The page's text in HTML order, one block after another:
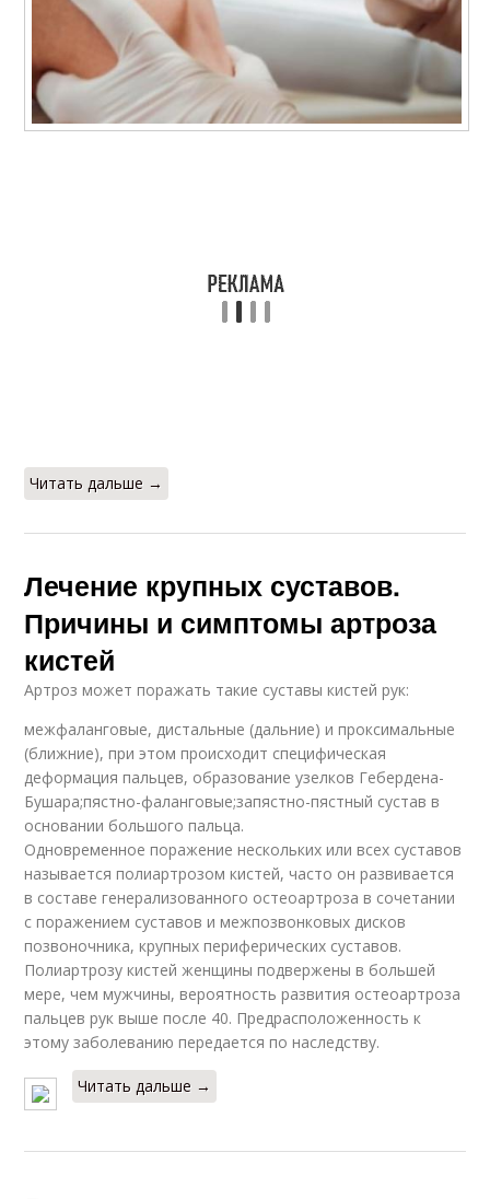
Читать дальше →
Лечение крупных суставов.
Причины и симптомы артроза
кистей
Артроз может поражать такие суставы кистей рук:
межфаланговые, дистальные (дальние) и проксимальные
(ближние), при этом происходит специфическая
деформация пальцев, образование узелков Гебердена-
Бушара;пястно-фаланговые;запястно-пястный сустав в
основании большого пальца.
Одновременное поражение нескольких или всех суставов
называется полиартрозом кистей, часто он развивается
в составе генерализованного остеоартроза в сочетании
с поражением суставов и межпозвонковых дисков
позвоночника, крупных периферических суставов.
Полиартрозу кистей женщины подвержены в большей
мере, чем мужчины, вероятность развития остеоартроза
пальцев рук выше после 40. Предрасположенность к
этому заболеванию передается по наследству.
Читать дальше →